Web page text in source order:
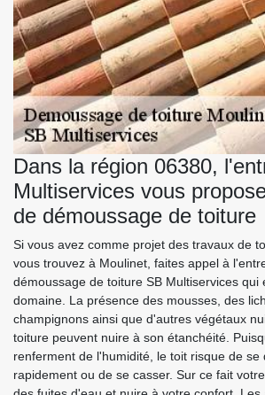
Dans la région 06380,
Multiservices vous
de démoussage de toiture
Si vous avez comme projet des travaux de
vous trouvez à Moulinet, faites appel à
démoussage de toiture SB Multiservices qui
domaine. La présence des mousses, des
champignons ainsi que d'autres végétaux
toiture peuvent nuire à son étanchéité.
renferment de l'humidité, le toit risque de se
rapidement ou de se casser. Sur ce fait